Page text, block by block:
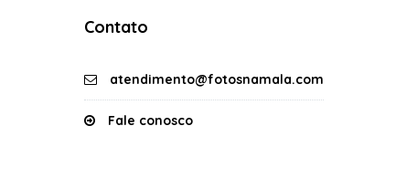
Contato
atendimento@fotosnamala.com
Fale conosco